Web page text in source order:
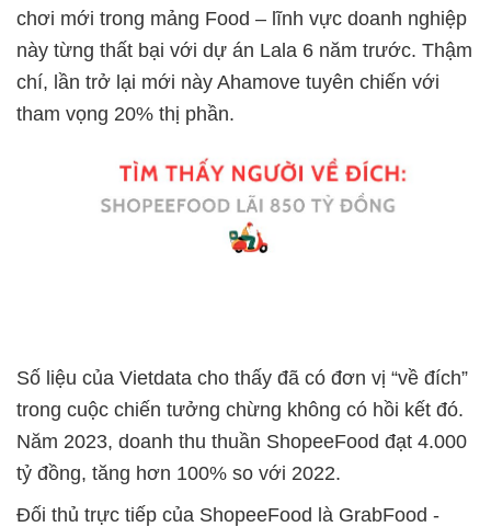
chơi mới trong mảng Food – lĩnh vực doanh nghiệp
này từng thất bại với dự án Lala 6 năm trước. Thậm
chí, lần trở lại mới này Ahamove tuyên chiến với
tham vọng 20% thị phần.
Số liệu của Vietdata cho thấy đã có đơn vị “về đích”
trong cuộc chiến tưởng chừng không có hồi kết đó.
Năm 2023, doanh thu thuần ShopeeFood đạt 4.000
tỷ đồng, tăng hơn 100% so với 2022.
Đối thủ trực tiếp của ShopeeFood là GrabFood -